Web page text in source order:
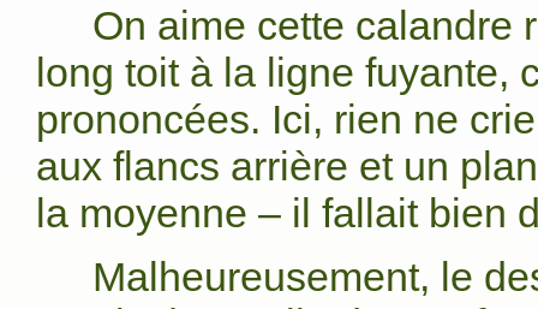
On aime cette calandre
long toit à la ligne fuyante,
prononcées. Ici, rien ne
aux flancs arrière et un
la moyenne – il fallait bien
Malheureusement, le